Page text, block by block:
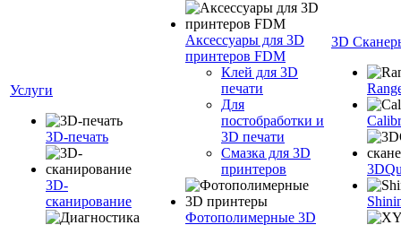
Услуги
3D-печать
3D-
сканирование
Аксессуары для 3D
принтеров FDM
Клей для 3D
печати
Для
постобработки и
3D печати
Смазка для 3D
принтеров
Фотополимерные 3D
3D